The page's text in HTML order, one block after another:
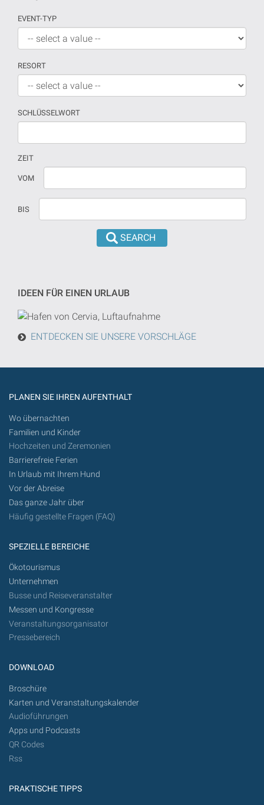
EVENT-TYP
RESORT
SCHLÜSSELWORT
ZEIT
Wenn
Datum
versehen
heute
in
Zukunft
werden
Datum
dd/mm/yyyy
VOM
BIS
IDEEN FÜR EINEN URLAUB
ENTDECKEN SIE UNSERE VORSCHLÄGE
PLANEN SIE IHREN AUFENTHALT
Wo übernachten
Familien und Kinder
Hochzeiten und Zeremonien
Barrierefreie Ferien
In Urlaub mit Ihrem Hund
Vor der Abreise
Das ganze Jahr über
Häufig gestellte Fragen (FAQ)
SPEZIELLE BEREICHE
Ökotourismus
Unternehmen
Busse und Reiseveranstalter
Messen und Kongresse
Veranstaltungsorganisator
Pressebereich
DOWNLOAD
Broschüre
Karten und Veranstaltungskalender
Audioführungen
Apps und Podcasts
QR Codes
Rss
PRAKTISCHE TIPPS